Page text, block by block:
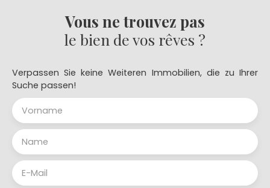
Vous ne trouvez pas
le bien de vos rêves ?
Verpassen Sie keine Weiteren Immobilien, die zu Ihrer
Suche passen!
Vorname
Name
E-Mail